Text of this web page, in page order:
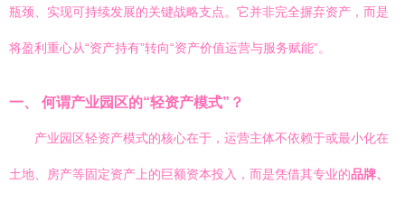
瓶颈、实现可持续发展的关键战略支点。它并非完全摒弃资产，而是
将盈利重心从“资产持有”转向“资产价值运营与服务赋能”。
一、 何谓产业园区的“轻资产模式”？
产业园区轻资产模式的核心在于，运营主体不依赖于或最小化在
土地、房产等固定资产上的巨额资本投入，而是凭借其专业的品牌、